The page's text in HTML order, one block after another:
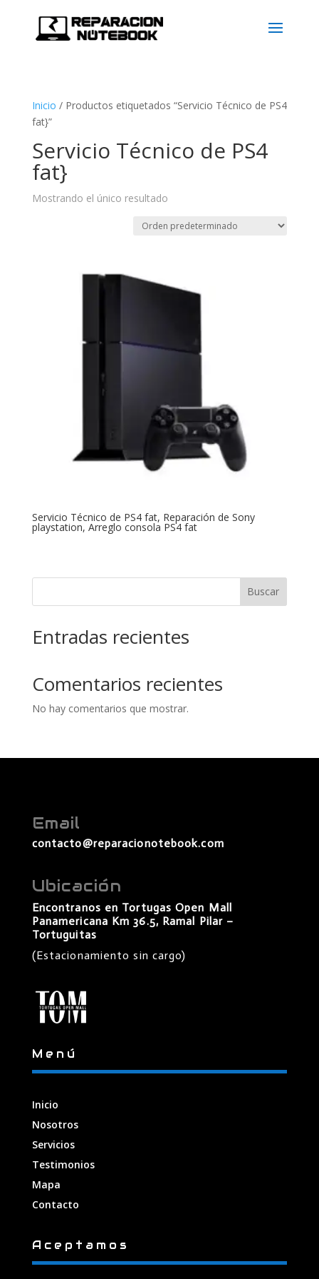
Inicio / Productos etiquetados “Servicio Técnico de PS4
fat}”
Servicio Técnico de PS4
fat}
Mostrando el único resultado
Servicio Técnico de PS4 fat, Reparación de Sony
playstation, Arreglo consola PS4 fat
Buscar
Entradas recientes
Comentarios recientes
No hay comentarios que mostrar.
Email
contacto@reparacionotebook.com
Ubicación
Encontranos en Tortugas Open Mall
Panamericana Km 36.5, Ramal Pilar –
Tortuguitas
(Estacionamiento sin cargo)
Menú
Inicio
Nosotros
Servicios
Testimonios
Mapa
Contacto
Aceptamos